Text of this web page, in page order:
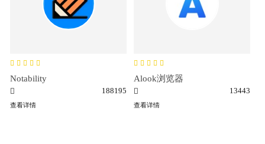
Notability
188195
查看详情
Alook浏览器
13443
查看详情